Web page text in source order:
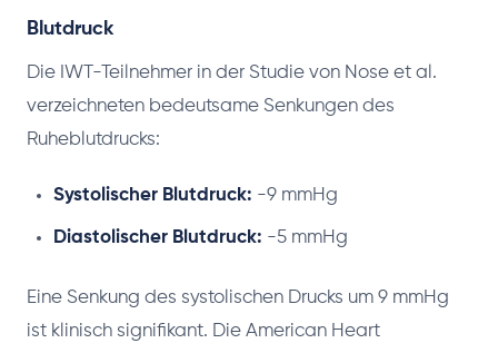
Blutdruck
Die IWT-Teilnehmer in der Studie von Nose et al.
verzeichneten bedeutsame Senkungen des
Ruheblutdrucks:
Systolischer Blutdruck: -9 mmHg
Diastolischer Blutdruck: -5 mmHg
Eine Senkung des systolischen Drucks um 9 mmHg
ist klinisch signifikant. Die American Heart